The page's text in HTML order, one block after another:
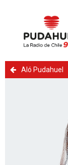
Aló Pudahuel